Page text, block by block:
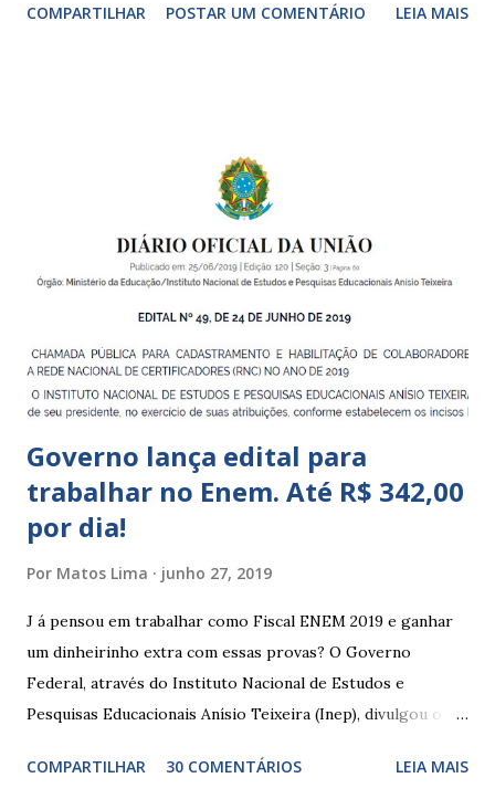
garantir o direito das crianças a uma educação integral e de
crianças de zero a 3 anos e 11 meses; – EMEIs - Escolas
Municipais de Educação Infantil, que atendem crianças de 4
a 5 anos e 11 meses; – CEMEI - Centro Municipal de
Educação Infantil, que recebe crianças de zero a 5 anos e 11
Indígena, e trabalham com cri...
COMPARTILHAR POSTAR UM COMENTÁRIO LEIA MAIS
Governo lança edital para
trabalhar no Enem. Até R$ 342,00
por dia!
Por Matos Lima junho 27, 2019
J á pensou em trabalhar como Fiscal ENEM 2019 e ganhar
um dinheirinho extra com essas provas? O Governo
Federal, através do Instituto Nacional de Estudos e
Pesquisas Educacionais Anísio Teixeira (Inep), divulgou o
Enem 2019. O Exame Nacional do Ensino Médio ou ENEM é
COMPARTILHAR 30 COMENTÁRIOS LEIA MAIS